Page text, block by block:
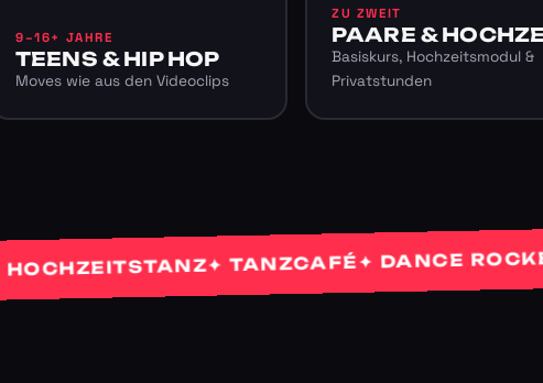
9–16+ JAHRE
TEENS & HIP HOP
Moves wie aus den Videoclips
ZU ZWEIT
PAARE &
Basiskurs, Hochzeitsmodul &
Privatstunden
✦ TANZCAFÉ✦ DANCE ROCKETS✦